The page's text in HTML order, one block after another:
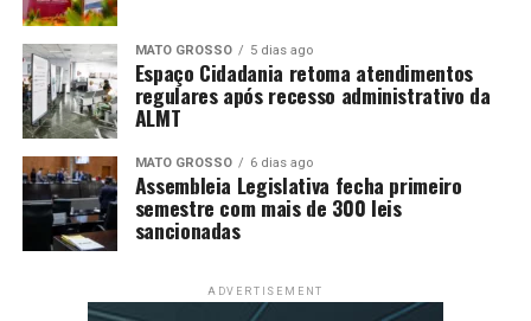
MATO GROSSO 5 dias ago
Espaço Cidadania retoma atendimentos
regulares após recesso administrativo da
ALMT
MATO GROSSO 6 dias ago
Assembleia Legislativa fecha primeiro
semestre com mais de 300 leis
sancionadas
ADVERTISEMENT